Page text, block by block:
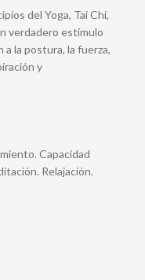
del Yoga, Tai Chi,
verdadero estímulo
a la postura, la fuerza,
y
Capacidad
Relajación.